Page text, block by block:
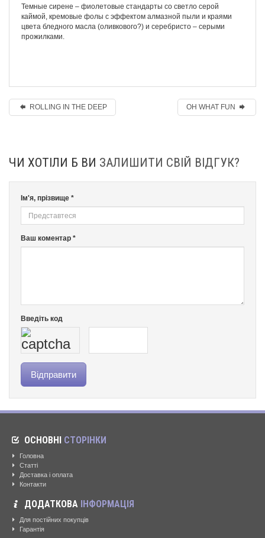
Темные сирене – фиолетовые стандарты со светло серой
каймой, кремовые фолы с эффектом алмазной пыли и краями
цвета бледного масла (оливкового?) и серебристо – серыми
прожилками.
ROLLING IN THE DEEP OH WHAT FUN
ЧИ ХОТІЛИ Б ВИ ЗАЛИШИТИ СВІЙ ВІДГУК?
Ім'я, прізвище *
Ваш коментар *
Введіть код
ОСНОВНІ СТОРІНКИ
Головна
Статті
Доставка і оплата
Контакти
ДОДАТКОВА ІНФОРМАЦІЯ
Для постійних покупців
Гарантія